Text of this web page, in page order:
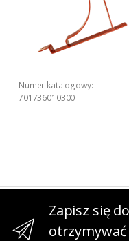
Numer katalogowy:
701736010300
Zapisz się